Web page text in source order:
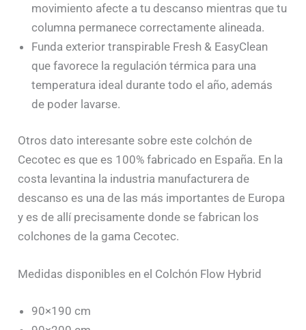
movimiento afecte a tu descanso mientras que tu
columna permanece correctamente alineada.
Funda exterior transpirable Fresh & EasyClean
que favorece la regulación térmica para una
temperatura ideal durante todo el año, además
de poder lavarse.
Otros dato interesante sobre este colchón de
Cecotec es que es 100% fabricado en España. En la
costa levantina la industria manufacturera de
descanso es una de las más importantes de Europa
y es de allí precisamente donde se fabrican los
colchones de la gama Cecotec.
Medidas disponibles en el Colchón Flow Hybrid
90×190 cm